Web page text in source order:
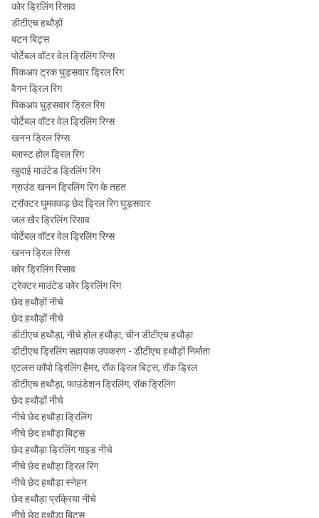
6 "
QL60
8 "
DHD380
COP84
QL80
SD8
10 "
SD10
100
6 5/8
"रेग
Numa100
आरओएस
100
12 "
DHD1120
SD12
Numa120
कोर ड्रिलिंग रिसाव
डीटीएच हथौड़ों
बटन बिट्स
पोर्टेबल वॉटर वेल ड्रिलिंग रिग्स
पिकअप ट्रक घुड़सवार ड्रिल रिग
वैगन ड्रिल रिग
पिकअप घुड़सवार ड्रिल रिग
पोर्टेबल वॉटर वेल ड्रिलिंग रिग्स
खनन ड्रिल रिग्स
ब्लास्ट होल ड्रिल रिग
खुदाई माउंटेड ड्रिलिंग रिग
ग्राउंड खनन ड्रिलिंग रिग के तहत
ट्रॉक्टर घुमक्कड़ छेद ड्रिल रिग घुड़सवार
जल खैर ड्रिलिंग रिसाव
पोर्टेबल वॉटर वेल ड्रिलिंग रिग्स
खनन ड्रिल रिग्स
कोर ड्रिलिंग रिसाव
ट्रेक्टर माउंटेड कोर ड्रिलिंग रिग
छेद हथौड़ों नीचे
छेद हथौड़ों नीचे
डीटीएच हथौड़ा, नीचे होल हथौड़ा, चीन डीटीएच हथौड़ा
डीटीएच ड्रिलिंग सहायक उपकरण - डीटीएच हथौड़ों निर्माता
एटलस कॉपो ड्रिलिंग हैमर, रॉक ड्रिल बिट्स, रॉक ड्रिल
डीटीएच हथौड़ा, फाउंडेशन ड्रिलिंग, रॉक ड्रिलिंग
छेद हथौड़ों नीचे
नीचे छेद हथौड़ा ड्रिलिंग
नीचे छेद हथौड़ा बिट्स
छेद हथौड़ा ड्रिलिंग गाइड नीचे
नीचे छेद हथौड़ा ड्रिल रिग
नीचे छेद हथौड़ा स्नेहन
छेद हथौड़ा प्रक्रिया नीचे
नीचे छेद हथौड़ा बिट्स